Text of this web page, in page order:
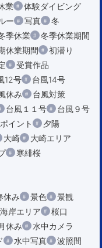
業
体験ダイビング
ー 写真
冬
季休業
冬季休業期間
休業期間
初潜り
受賞作品
12号
台風14号
休み
台風対策
台風１１号
台風９号
イント
夕陽
大崎
大崎エリア
寒緋桜
休み 景色
景観
岸エリア
桜口
休み
水中カメラ
水中写真
波照間